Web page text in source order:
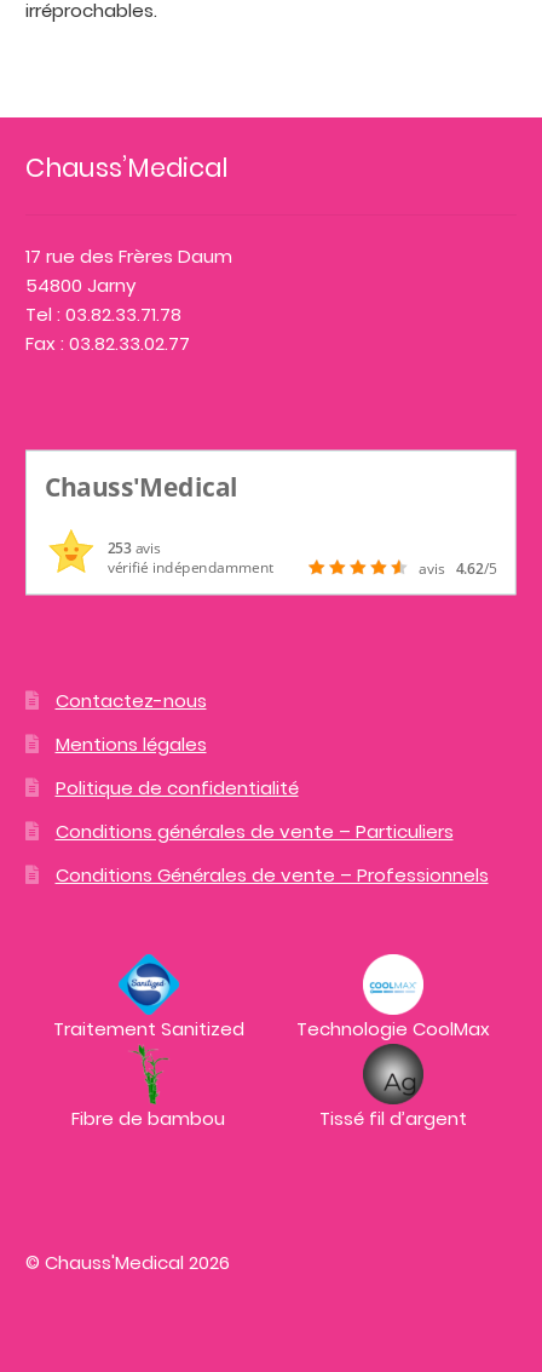
irréprochables.
Chauss’Medical
17 rue des Frères Daum
54800 Jarny
Tel : 03.82.33.71.78
Fax : 03.82.33.02.77
Chauss'Medical
253avis
vérifié indépendamment
avis 4.62/5
Contactez-nous
Mentions légales
Politique de confidentialité
Conditions générales de vente – Particuliers
Conditions Générales de vente – Professionnels
Traitement Sanitized Technologie CoolMax
Fibre de bambou Tissé fil d’argent
© Chauss'Medical 2026